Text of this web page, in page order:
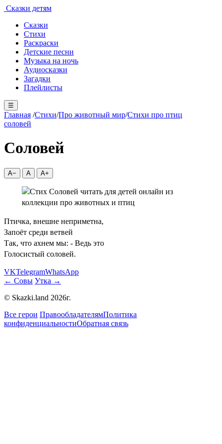
Сказки детям
Сказки
Стихи
Раскраски
Детские песни
Музыка на ночь
Аудиосказки
Загадки
Плейлисты
☰
Главная /Стихи/Про животный мир/Стихи про птиц
соловей
Соловей
A− A A+
Птичка, внешне неприметна,
Запоёт среди ветвей
Так, что ахнем мы: - Ведь это
Голосистый соловей.
VKTelegramWhatsApp
← Совы Утка →
© Skazki.land 2026г.
Все герои ПравообладателямПолитика
конфиденциальностиОбратная связь